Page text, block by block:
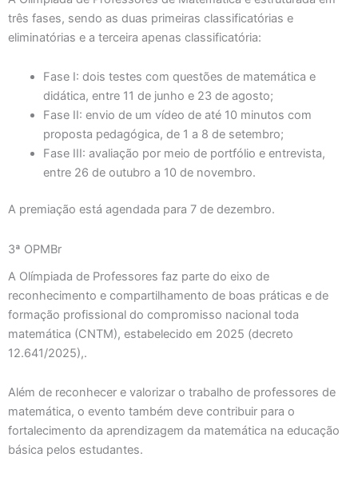
três fases, sendo as duas primeiras classificatórias e
eliminatórias e a terceira apenas classificatória:
Fase I: dois testes com questões de matemática e
didática, entre 11 de junho e 23 de agosto;
Fase II: envio de um vídeo de até 10 minutos com
proposta pedagógica, de 1 a 8 de setembro;
Fase III: avaliação por meio de portfólio e entrevista,
entre 26 de outubro a 10 de novembro.
A premiação está agendada para 7 de dezembro.
3ª OPMBr
A Olímpiada de Professores faz parte do eixo de
reconhecimento e compartilhamento de boas práticas e de
formação profissional do compromisso nacional toda
matemática (CNTM), estabelecido em 2025 (decreto
12.641/2025),.
Além de reconhecer e valorizar o trabalho de professores de
matemática, o evento também deve contribuir para o
fortalecimento da aprendizagem da matemática na educação
básica pelos estudantes.